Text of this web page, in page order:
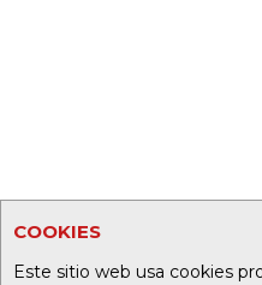
COOKIES
Este sitio web usa cookies